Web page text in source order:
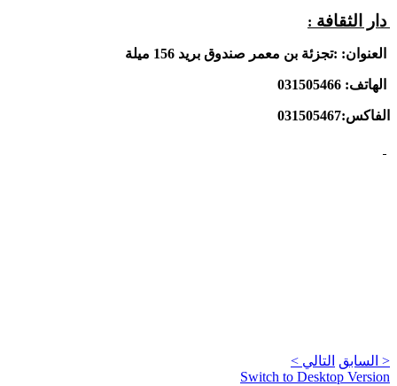
دار الثقافة :
العنوان: :تجزئة بن معمر صندوق بريد 156 ميلة
الهاتف: 031505466
الفاكس:031505467
< السابق التالي >
Switch to Desktop Version